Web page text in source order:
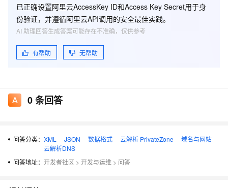
返回参数
公共返回参数，详见公共返回参数
名称
类型
TotalCount
PageSize Long
本次查询获取的解析数
DomainRecords RecordType
已正确设置阿里云AccessKey ID和Access Key Secret用于身
份验证，并遵循阿里云API调用的安全最佳实践。
有帮助 无帮助
AI 助理回答生成答案可能存在不准确，仅供参考
0条回答
问答分类： XML JSON 数据格式 云解析 PrivateZone
域名与网站
云解析DNS
问答地址： 开发者社区 > 开发与运维 > 问答